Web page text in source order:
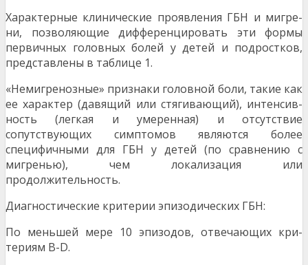
Характерные клинические проявления ГБН и мигре­
ни, позволяющие дифференцировать эти формы
пер­вичных головных болей у детей и подростков,
представ­лены в таблице 1.
«Немигренозные» признаки головной боли, такие как
ее характер (давящий или стягивающий), интенсив­
ность (легкая и умеренная) и отсутствие
сопутствующих симптомов являются более
специфичными для ГБН у детей (по сравнению с
мигренью), чем локализация или
продолжительность.
Диагностические критерии эпизодических ГБН:
По меньшей мере 10 эпизодов, отвечающих кри­
териям В-D.